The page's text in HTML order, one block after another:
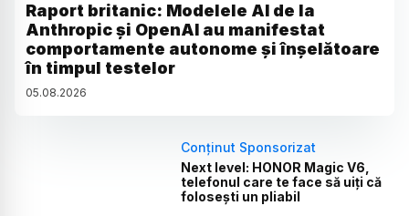
Raport britanic: Modelele AI de la
Anthropic și OpenAI au manifestat
comportamente autonome și înșelătoare
în timpul testelor
05.08.2026
Conținut Sponsorizat
Next level: HONOR Magic V6,
telefonul care te face să uiți că
folosești un pliabil